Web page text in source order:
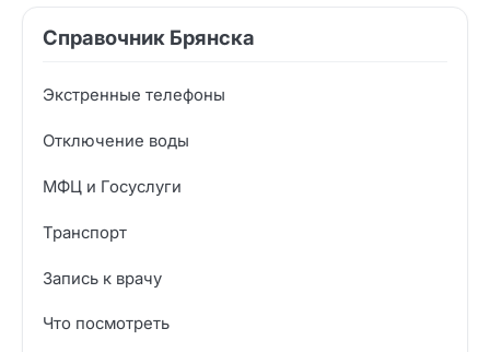
Справочник Брянска
Экстренные телефоны
Отключение воды
МФЦ и Госуслуги
Транспорт
Запись к врачу
Что посмотреть